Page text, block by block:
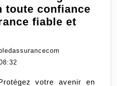
toute confiance
fiable et
votre avenir en